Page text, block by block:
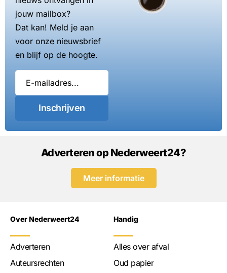
jouw mailbox?
Dat kan! Meld je aan
voor onze nieuwsbrief
en blijf op de hoogte.
Inschrijven
Adverteren op Nederweert24?
Meer informatie
Over Nederweert24
Adverteren
Auteursrechten
Handig
Alles over afval
Oud papier